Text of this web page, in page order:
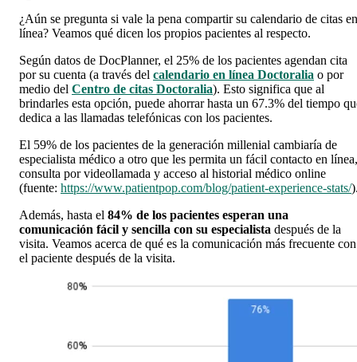
¿Aún se pregunta si vale la pena compartir su calendario de citas en
línea? Veamos qué dicen los propios pacientes al respecto.
Según datos de DocPlanner, el 25% de los pacientes agendan cita
por su cuenta (a través del calendario en línea Doctoralia o por
medio del Centro de citas Doctoralia). Esto significa que al
brindarles esta opción, puede ahorrar hasta un 67.3% del tiempo
dedica a las llamadas telefónicas con los pacientes.
El 59% de los pacientes de la generación millenial cambiaría de
especialista médico a otro que les permita un fácil contacto en línea,
consulta por videollamada y acceso al historial médico online
(fuente: https://www.patientpop.com/blog/patient-experience-stats/
Además, hasta el 84% de los pacientes esperan una
comunicación fácil y sencilla con su especialista después de la
visita. Veamos acerca de qué es la comunicación más frecuente con
el paciente después de la visita.